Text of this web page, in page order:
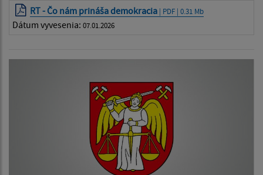
RT - Čo nám prináša demokracia | PDF | 0.31 Mb
Dátum vyvesenia: 07.01.2026